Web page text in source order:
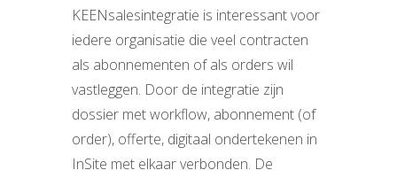
KEENsalesintegratie is interessant voor
iedere organisatie die veel contracten
als abonnementen of als orders wil
vastleggen. Door de integratie zijn
dossier met workflow, abonnement (of
order), offerte, digitaal ondertekenen in
InSite met elkaar verbonden. De